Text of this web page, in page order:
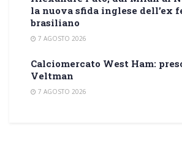
la nuova sfida inglese dell’ex
brasiliano
7 AGOSTO 2026
Calciomercato West Ham:
Veltman
7 AGOSTO 2026